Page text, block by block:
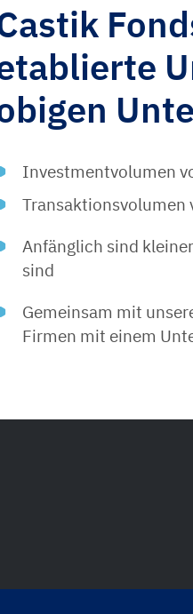
Investmentvolumen
Transaktionsvolumen
Anfänglich sind
sind
Gemeinsam mit
Firmen mit einem